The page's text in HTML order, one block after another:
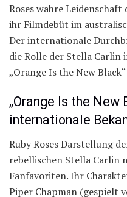
Roses wahre Leidenschaft
ihr Filmdebüt im
Der internationale
die Rolle der Stella
„Orange Is the New
„Orange Is the New
internationale
Ruby Roses Darstellung
rebellischen Stella Carlin
Fanfavoriten. Ihr
Piper Chapman (gespielt